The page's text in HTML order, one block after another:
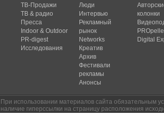
TВ-Продажи
ТВ & радио
Пресса
Indoor & Outdoor
PR-digest
Исследования
Люди
Интервью
Рекламный
рынок
Networks
Креатив
Архив
Фестивали
рекламы
Анонсы
колонки
Digital
При использовании материалов сайта обязательным
наличие гиперссылки на страницу расположения